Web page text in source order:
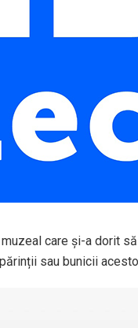
muzeal care și-a dorit
sau bunicii